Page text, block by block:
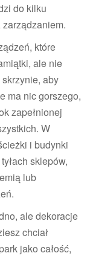
do kilku
które
ale nie
aby
ma nic gorszego,
zapełnionej
W
i budynki
sklepów,
lub
ale dekoracje
chciał
jako całość,